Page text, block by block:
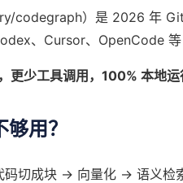
codegraph）是 2026 年
、Cursor、OpenCode 等
更少工具调用，100% 本地运
用？
码切成块 → 向量化 → 语义检